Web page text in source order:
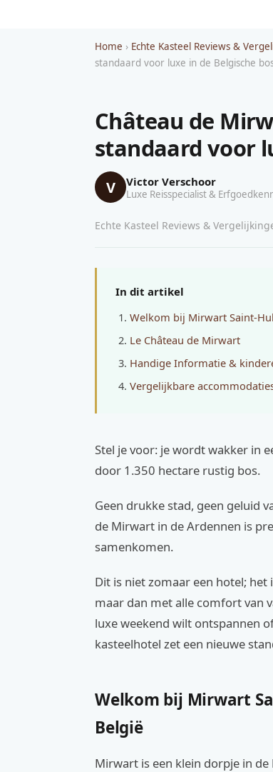
Home › Echte Kasteel Reviews &
standaard voor luxe in de Belgische
Château de
standaard voor
V Victor Verschoor
Luxe Reisspecialist &
Echte Kasteel Reviews &
In dit artikel
Welkom bij Mirwart Saint-
Le Château de Mirwart
Handige Informatie &
Vergelijkbare
Stel je voor: je wordt wakker in
door 1.350 hectare rustig bos.
Geen drukke stad, geen geluid
de Mirwart in de Ardennen is
samenkomen.
Dit is niet zomaar een hotel;
maar dan met alle comfort van
luxe weekend wilt ontspannen
kasteelhotel zet een nieuwe
Welkom bij Mirwart
België
Mirwart is een klein dorpje in